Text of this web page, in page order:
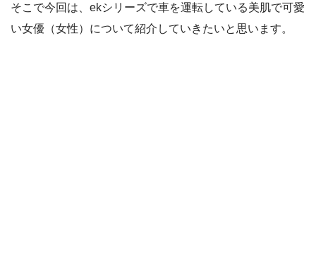
そこで今回は、ekシリーズで車を運転している美肌で可愛
い女優（女性）について紹介していきたいと思います。